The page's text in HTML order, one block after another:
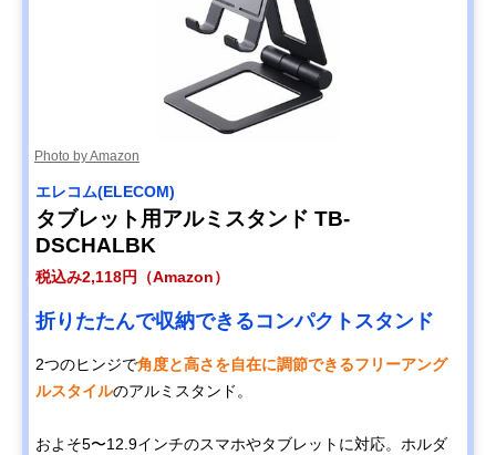
Photo by Amazon
エレコム(ELECOM)
タブレット用アルミスタンド TB-
DSCHALBK
税込み2,118円（Amazon）
折りたたんで収納できるコンパクトスタンド
2つのヒンジで角度と高さを自在に調節できるフリーアング
ルスタイルのアルミスタンド。
およそ5〜12.9インチのスマホやタブレットに対応。ホルダ